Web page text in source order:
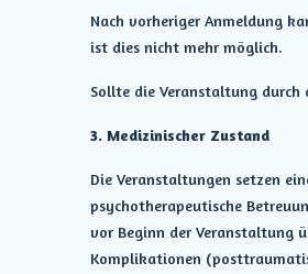
Nach vorheriger Anmeldung
ist dies nicht mehr möglich.
Sollte die Veranstaltung durch
3. Medizinischer Zustand
Die Veranstaltungen setzen
psychotherapeutische
vor Beginn der Veranstaltung
Komplikationen